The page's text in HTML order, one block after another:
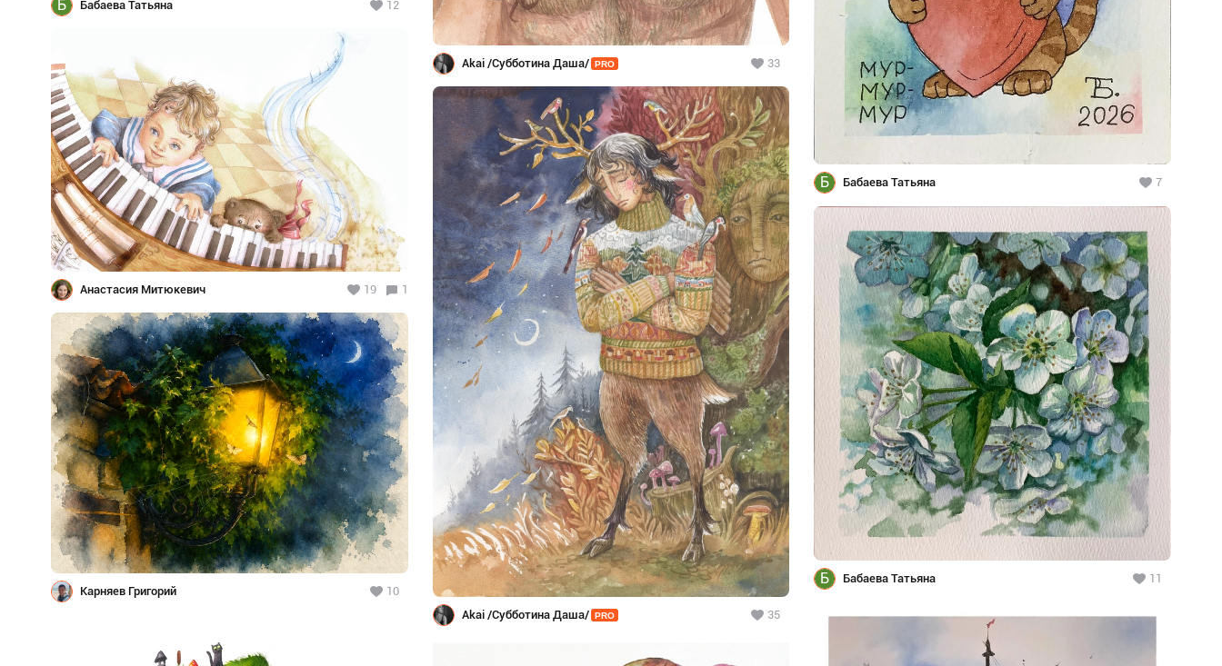
Akai /Субботина Даша/ PRO 33
Б Бабаева Татьяна 12
Б Бабаева Татьяна 7
Анастасия Митюкевич 19 1
Akai /Субботина Даша/ PRO 35
Б Бабаева Татьяна
11
Карняев Григорий
10